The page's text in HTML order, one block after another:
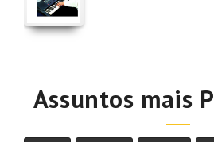
Assuntos mais